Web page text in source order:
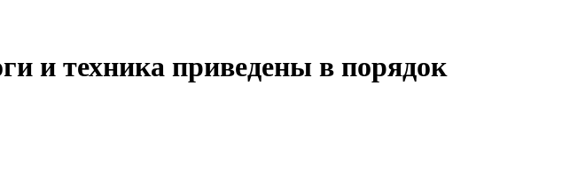
и техника приведены в порядок